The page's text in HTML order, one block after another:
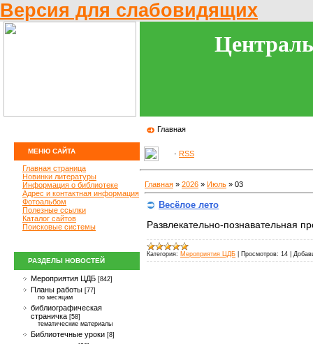
Версия для слабовидящих
Главная
МЕНЮ САЙТА
Главная страница
Новинки литературы
Информация о библиотеке
Адрес и контактная информация
Фотоальбом
Полезные ссылки
Каталог сайтов
Поисковые системы
РАЗДЕЛЫ НОВОСТЕЙ
Мероприятия ЦДБ [842]
Планы работы [77]
по месяцам
библиографическая
страничка [58]
тематические материалы
Библиотечные уроки [8]
· RSS
Главная » 2026 » Июль » 03
Весёлое лето
Развлекательно-познавательная
Категория: Мероприятия ЦДБ Просмотров: 14